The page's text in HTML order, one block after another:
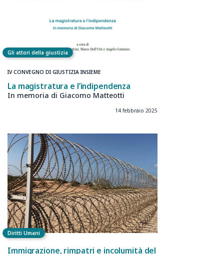
Gli attori della giustizia
IV CONVEGNO DI GIUSTIZIA INSIEME
La magistratura e l’indipendenza
In memoria di Giacomo Matteotti
14 febbraio 2025
Diritti Umani
Immigrazione, rimpatri e incolumità del